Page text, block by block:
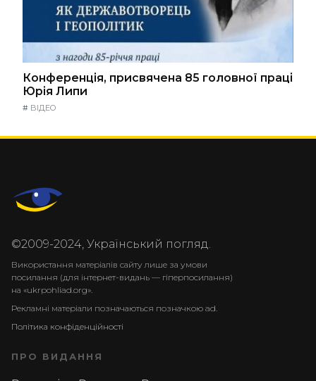
Конференція, присвячена 85 головної праці
Юрія Липи
# ВІДЕО
©2009-2024, Український погляд.
Використання матеріалів сайту лише за умови
посилання (для інтернет-видань — гіперпосилання)
на «ukrpohliad.org».
Рекламні матеріали позначаються позначкою ad.
Політика конфіденційності
ПРО ВИДАННЯ